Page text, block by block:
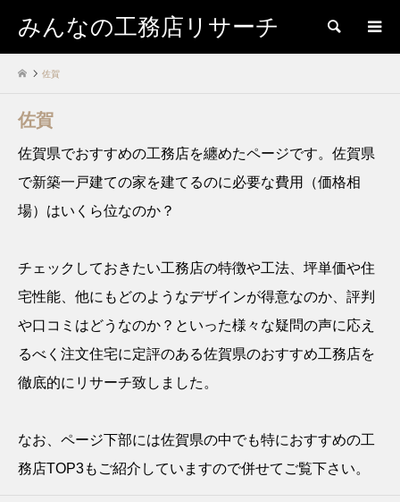
みんなの工務店リサーチ 検索
佐賀
佐賀
佐賀県でおすすめの工務店を纏めたページです。佐賀県
で新築一戸建ての家を建てるのに必要な費用（価格相
場）はいくら位なのか？
チェックしておきたい工務店の特徴や工法、坪単価や住
宅性能、他にもどのようなデザインが得意なのか、評判
や口コミはどうなのか？といった様々な疑問の声に応え
るべく注文住宅に定評のある佐賀県のおすすめ工務店を
徹底的にリサーチ致しました。
なお、ページ下部には佐賀県の中でも特におすすめの工
務店TOP3もご紹介していますので併せてご覧下さい。